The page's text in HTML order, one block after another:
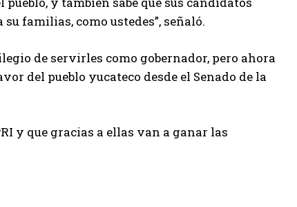
familias, como ustedes”, señaló.
de servirles como gobernador, pero ahora
del pueblo yucateco desde el Senado de la
y que gracias a ellas van a ganar las